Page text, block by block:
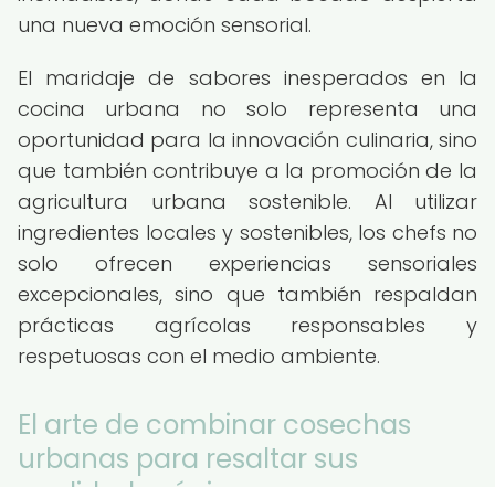
una nueva emoción sensorial.
El maridaje de sabores inesperados en la
cocina urbana no solo representa una
oportunidad para la innovación culinaria, sino
que también contribuye a la promoción de la
agricultura urbana sostenible. Al utilizar
ingredientes locales y sostenibles, los chefs no
solo ofrecen experiencias sensoriales
excepcionales, sino que también respaldan
prácticas agrícolas responsables y
respetuosas con el medio ambiente.
El arte de combinar cosechas
urbanas para resaltar sus